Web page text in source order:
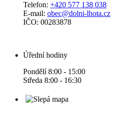
Telefon: +420 577 138 038
E-mail: obec@dolni-lhota.cz
IČO: 00283878
Úřední hodiny
Pondělí 8:00 - 15:00
Středa 8:00 - 16:30